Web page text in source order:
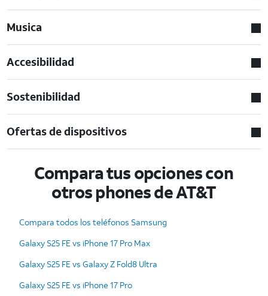
Musica
Accesibilidad
Sostenibilidad
Ofertas de dispositivos
Compara tus opciones con
otros phones de AT&T
Compara todos los teléfonos Samsung
Galaxy S25 FE vs iPhone 17 Pro Max
Galaxy S25 FE vs Galaxy Z Fold8 Ultra
Galaxy S25 FE vs iPhone 17 Pro